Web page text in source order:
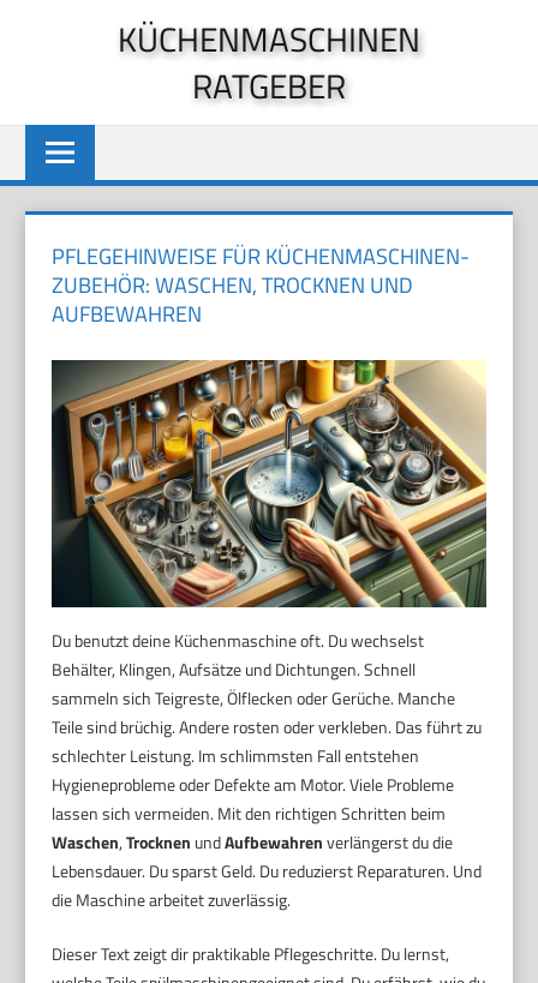
KÜCHENMASCHINEN
RATGEBER
PFLEGEHINWEISE FÜR KÜCHENMASCHINEN-
ZUBEHÖR: WASCHEN, TROCKNEN UND
AUFBEWAHREN
Du benutzt deine Küchenmaschine oft. Du wechselst
Behälter, Klingen, Aufsätze und Dichtungen. Schnell
sammeln sich Teigreste, Ölflecken oder Gerüche. Manche
Teile sind brüchig. Andere rosten oder verkleben. Das führt zu
schlechter Leistung. Im schlimmsten Fall entstehen
Hygieneprobleme oder Defekte am Motor. Viele Probleme
lassen sich vermeiden. Mit den richtigen Schritten beim
Waschen,Trocknen undAufbewahrenverlängerst du die
Lebensdauer. Du sparst Geld. Du reduzierst Reparaturen. Und
die Maschine arbeitet zuverlässig.
Dieser Text zeigt dir praktikable Pflegeschritte. Du lernst,